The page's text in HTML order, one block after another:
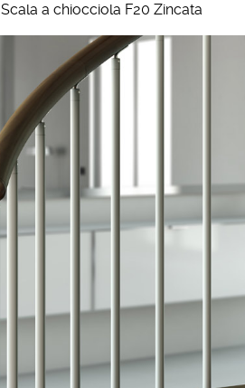
Scala a chiocciola F20 Zincata